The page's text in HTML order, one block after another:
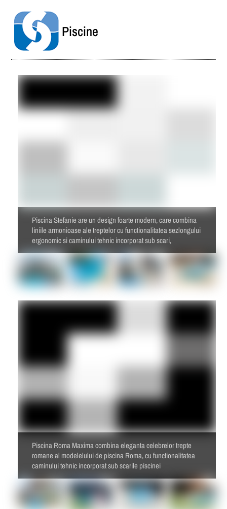
Piscine
Piscina Stefanie are un design foarte modern, care combina
liniile armonioase ale treptelor cu functionalitatea sezlongului
ergonomic si caminului tehnic incorporat sub scari,
Piscina Roma Maxima combina eleganta celebrelor trepte
romane al modelelului de piscina Roma, cu functionalitatea
caminului tehnic incorporat sub scarile piscinei